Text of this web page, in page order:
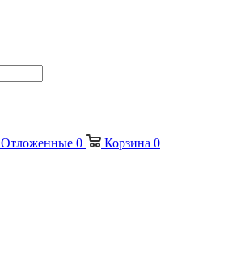
Отложенные 0 Корзина 0